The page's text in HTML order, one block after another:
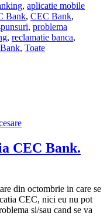
, aplicatie mobile
Bank, CEC Bank,
, problema
, reclamatie banca,
, Toate
CEC Bank.
din octombrie in care se
CEC, nici eu nu pot
si/sau cand se va